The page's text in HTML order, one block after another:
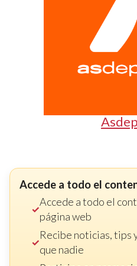
Accede a todo el
Accede a todo el
página web
Recibe noticias, tips
que nadie